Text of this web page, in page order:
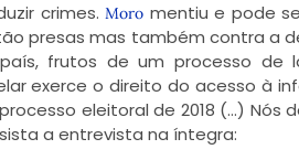
crimes.Moro mentiu e pode
presas mas também contra a
frutos de um processo de
exerce o direito do acesso à
eleitoral de 2018 (…) Nós
a entrevista na íntegra: